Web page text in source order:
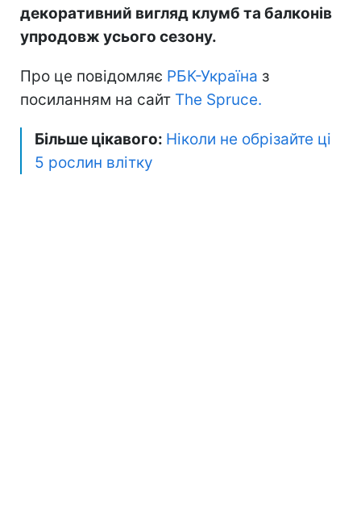
декоративний вигляд клумб та балконів
упродовж усього сезону.
Про це повідомляє РБК-Україна з
посиланням на сайт The Spruce.
Більше цікавого: Ніколи не обрізайте ці
5 рослин влітку